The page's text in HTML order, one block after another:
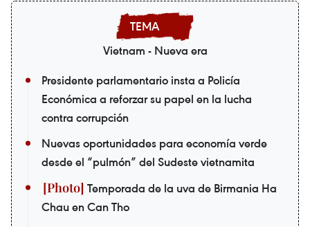
Vietnam - Nueva era
Presidente parlamentario insta a Policía
Económica a reforzar su papel en la lucha
contra corrupción
Nuevas oportunidades para economía verde
desde el “pulmón” del Sudeste vietnamita
Temporada de la uva de Birmania Ha
Chau en Can Tho